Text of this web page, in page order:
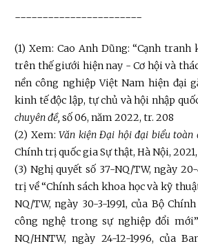
-----------------------
(1) Xem: Cao Anh Dũng: “Cạnh tranh
trên thế giưới hiện nay - Cơ hội và
nền công nghiệp Việt Nam hiện đại
kinh tế độc lập, tự chủ và hội nhập
chuyên đề, số 06, năm 2022, tr. 208
(2) Xem:Văn kiện Đại hội đại biểu toàn
Chính trị quốc gia Sự thật, Hà Nội,
(3) Nghị quyết số 37-NQ/TW, ngày 20-
trị về “Chính sách khoa học và kỹ
NQ/TW, ngày 30-3-1991, của Bộ
công nghệ trong sự nghiệp đổi
NQ/HNTW, ngày 24-12-1996, của